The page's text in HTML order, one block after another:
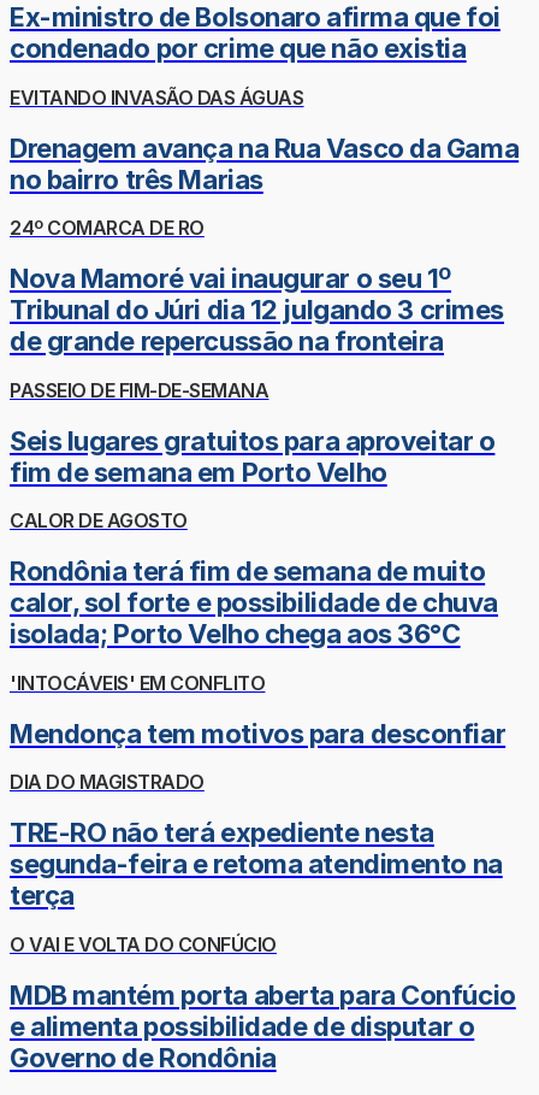
Ex-ministro de Bolsonaro afirma que foi
condenado por crime que não existia
EVITANDO INVASÃO DAS ÁGUAS
Drenagem avança na Rua Vasco da Gama
no bairro três Marias
24º COMARCA DE RO
Nova Mamoré vai inaugurar o seu 1º
Tribunal do Júri dia 12 julgando 3 crimes
de grande repercussão na fronteira
PASSEIO DE FIM-DE-SEMANA
Seis lugares gratuitos para aproveitar o
fim de semana em Porto Velho
CALOR DE AGOSTO
Rondônia terá fim de semana de muito
calor, sol forte e possibilidade de chuva
isolada; Porto Velho chega aos 36°C
'INTOCÁVEIS' EM CONFLITO
Mendonça tem motivos para desconfiar
DIA DO MAGISTRADO
TRE-RO não terá expediente nesta
segunda-feira e retoma atendimento na
terça
O VAI E VOLTA DO CONFÚCIO
MDB mantém porta aberta para Confúcio
e alimenta possibilidade de disputar o
Governo de Rondônia